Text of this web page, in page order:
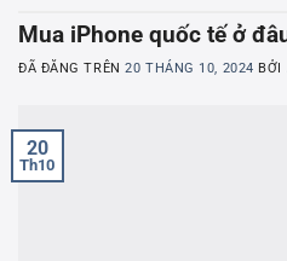
Mua iPhone quốc tế ở
ĐÃ ĐĂNG TRÊN20 THÁNG 10, 2024 BỞI
20
Th10